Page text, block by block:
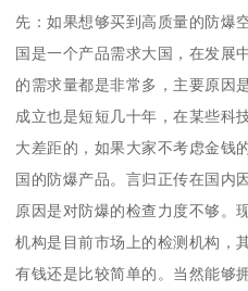
先：如果想够买到高质量的防爆
国是一个产品需求大国，在发展
的需求量都是非常多，主要原因
成立也是短短几十年，在某些科
大差距的，如果大家不考虑金钱
国的防爆产品。言归正传在国内
原因是对防爆的检查力度不够。
机构是目前市场上的检测机构，
有钱还是比较简单的。当然能够